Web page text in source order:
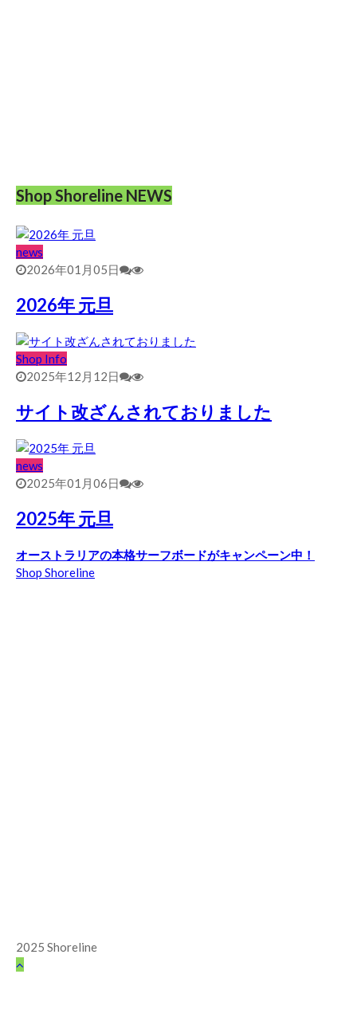
Shop Shoreline NEWS
news
2026年01月05日
2026年 元旦
Shop Info
2025年12月12日
サイト改ざんされておりました
news
2025年01月06日
2025年 元旦
オーストラリアの本格サーフボードがキャンペーン中！
Shop Shoreline
2025 Shoreline